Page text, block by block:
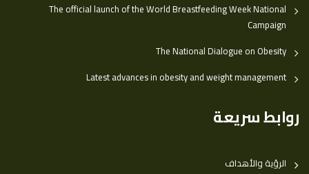
The official launch of the World Breastfeeding Week National
Campaign
The National Dialogue on Obesity
Latest advances in obesity and weight management
روابط سريعة
الرؤية والأهداف